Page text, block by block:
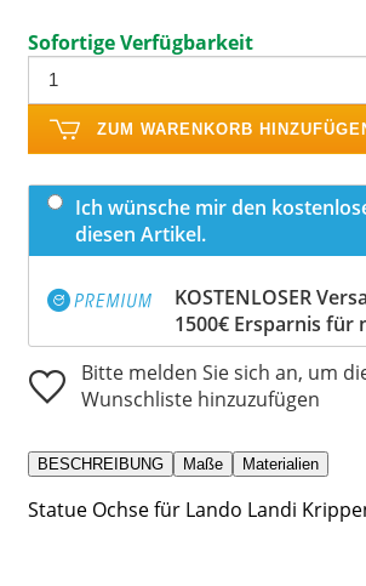
Sofortige Verfügbarkeit
ZUM WARENKORB
Ich wünsche mir den
diesen Artikel.
KOSTENLOSER
1500€ Ersparnis für
Bitte melden Sie sich an, um
Wunschliste hinzuzufügen
BESCHREIBUNG Maße Materialien
Statue Ochse für Lando Landi